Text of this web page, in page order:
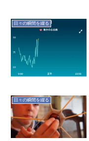
日々の瞬間を綴る
日々の瞬間を綴る